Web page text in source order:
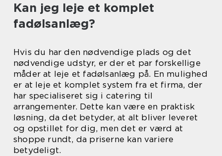
Kan jeg leje et komplet
fadølsanlæg?
Hvis du har den nødvendige plads og det
nødvendige udstyr, er der et par forskellige
måder at leje et fadølsanlæg på. En mulighed
er at leje et komplet system fra et firma, der
har specialiseret sig i catering til
arrangementer. Dette kan være en praktisk
løsning, da det betyder, at alt bliver leveret
og opstillet for dig, men det er værd at
shoppe rundt, da priserne kan variere
betydeligt.